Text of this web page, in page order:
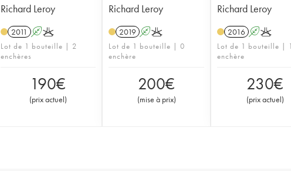
Richard Leroy
2011 AK
Lot de 1 bouteille | 2
enchères
190€
(prix actuel)
Richard Leroy
2019 AK
Lot de 1 bouteille | 0
enchère
200€
(mise à prix)
Richard Leroy
2016 AK
Lot de 1 bouteille | 1
enchère
230€
(prix actuel)